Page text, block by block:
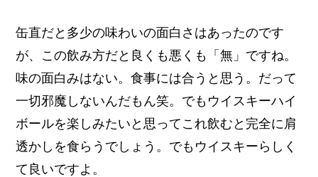
缶直だと多少の味わいの面白さはあったのです
が、この飲み方だと良くも悪くも「無」ですね。
味の面白みはない。食事には合うと思う。だって
一切邪魔しないんだもん笑。でもウイスキーハイ
ボールを楽しみたいと思ってこれ飲むと完全に肩
透かしを食らうでしょう。でもウイスキーらしく
て良いですよ。